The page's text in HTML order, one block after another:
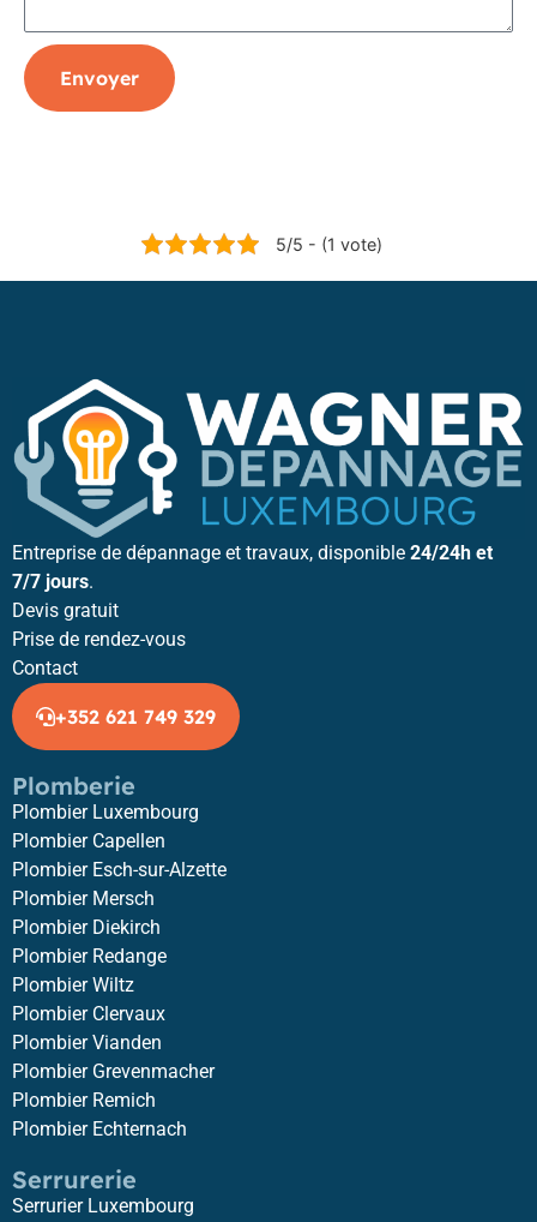
Envoyer
5/5 - (1 vote)
Entreprise de dépannage et travaux, disponible 24/24h et
7/7 jours.
Devis gratuit
Prise de rendez-vous
Contact
+352 621 749 329
Plomberie
Plombier Luxembourg
Plombier Capellen
Plombier Esch-sur-Alzette
Plombier Mersch
Plombier Diekirch
Plombier Redange
Plombier Wiltz
Plombier Clervaux
Plombier Vianden
Plombier Grevenmacher
Plombier Remich
Plombier Echternach
Serrurerie
Serrurier Luxembourg